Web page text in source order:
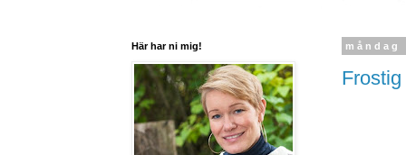
måndag
Här har ni mig!